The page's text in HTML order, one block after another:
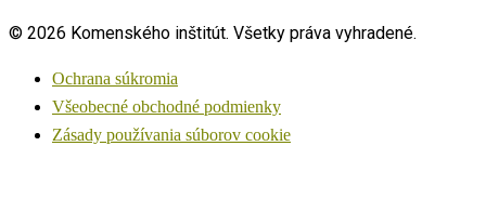
© 2026 Komenského inštitút. Všetky práva vyhradené.
Ochrana súkromia
Všeobecné obchodné podmienky
Zásady používania súborov cookie